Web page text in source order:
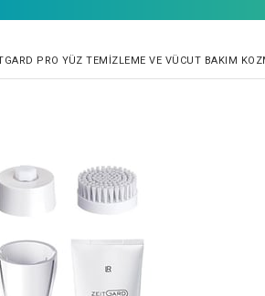
PRO YÜZ TEMIZLEME VE VÜCUT BAKIM